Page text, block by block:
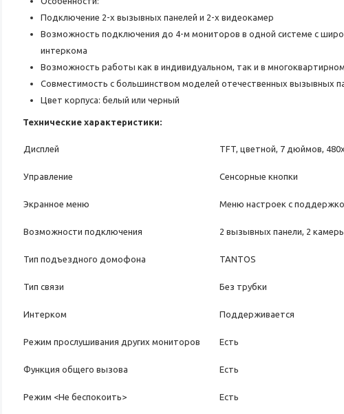
Подключение 2-х вызывных панелей и 2-х видеокамер
Возможность подключения до 4-м мониторов в одной системе с
интеркома
Возможность работы как в индивидуальном, так и в
Совместимость с большинством моделей отечественных вызывных
Цвет корпуса: белый или черный
Технические характеристики:
Дисплей TFT, цветной, 7 дюймов,
Управление Сенсорные кнопки
Экранное меню Меню настроек с
Возможности подключения 2 вызывных панели, 2
Тип подъездного домофона TANTOS
Тип связи Без трубки
Интерком Поддерживается
Режим прослушивания других мониторов Есть
Функция общего вызова Есть
Режим <Не беспокоить> Есть